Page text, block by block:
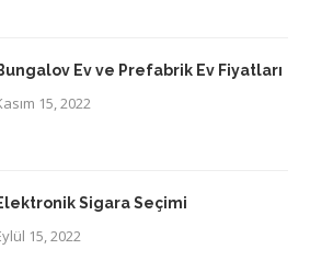
Ev ve Prefabrik Ev Fiyatları
15, 2022
Sigara Seçimi
15, 2022